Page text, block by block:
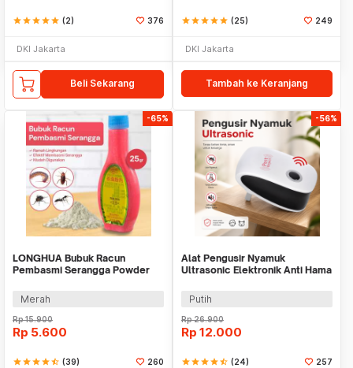
starstarstarstarstar (2) 376
DKI Jakarta
Beli Sekarang
starstarstarstarstar (25) 249
DKI Jakarta
Tambah ke Keranjang
-65%
LONGHUA Bubuk Racun
Pembasmi Serangga Powder
Merah
Rp15.900
Rp 5.600
starstarstarstarstar_half (39) 260
-56%
Alat Pengusir Nyamuk
Ultrasonic Elektronik Anti Hama
Putih
Rp26.900
Rp 12.000
starstarstarstarstar_half (24) 257